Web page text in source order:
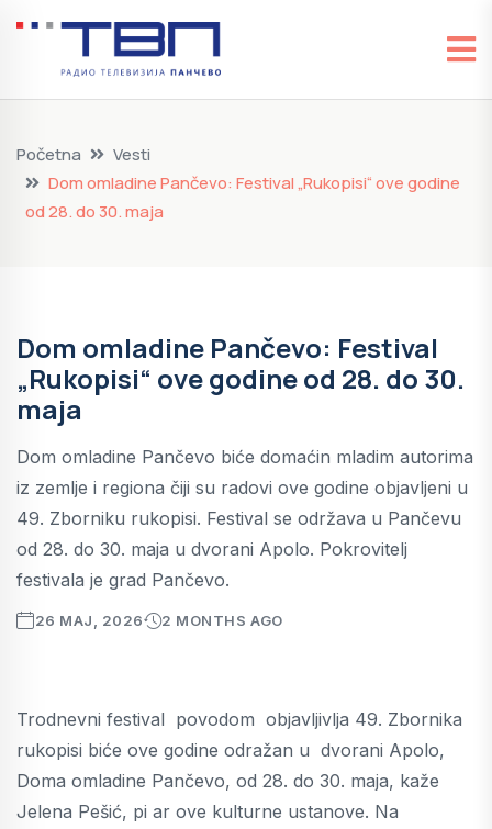
Početna
Vesti
Dom omladine Pančevo: Festival „Rukopisi“ ove godine
od 28. do 30. maja
Dom omladine Pančevo: Festival
„Rukopisi“ ove godine od 28. do 30.
maja
Dom omladine Pančevo biće domaćin mladim autorima
iz zemlje i regiona čiji su radovi ove godine objavljeni u
49. Zborniku rukopisi. Festival se održava u Pančevu
od 28. do 30. maja u dvorani Apolo. Pokrovitelj
festivala je grad Pančevo.
26 MAJ, 2026 2 MONTHS AGO
Trodnevni festival povodom objavljivlja 49. Zbornika
rukopisi biće ove godine odražan u dvorani Apolo,
Doma omladine Pančevo, od 28. do 30. maja, kaže
Jelena Pešić, pi ar ove kulturne ustanove. Na